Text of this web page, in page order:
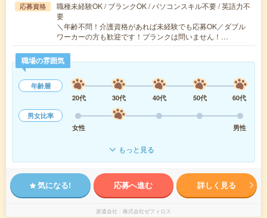
応募資格
職種未経験OK / ブランクOK / パソコンスキル不要 / 英語力不
要
＼年齢不問！介護資格があれば未経験でも応募OK／ダブル
ワーカーの方も歓迎です！ブランクは問いません！…
職場の雰囲気
年齢層
20代
30代 40代 50代
60代
男女比率
女性
男性
もっと見る
気になる! 応募へ進む 詳しく見る
派遣会社 株式会社ゼフィロス